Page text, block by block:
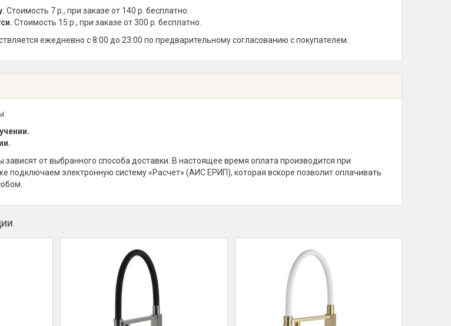
Стоимость 7 р., при заказе от 140 р. бесплатно.
Стоимость 15 р., при заказе от 300 р. бесплатно.
ежедневно с 8:00 до 23:00 по предварительному согласованию с покупателем.
от выбранного способа доставки. В настоящее время оплата производится при
подключаем электронную систему «Расчет» (АИС ЕРИП), которая вскоре позволит оплачивать